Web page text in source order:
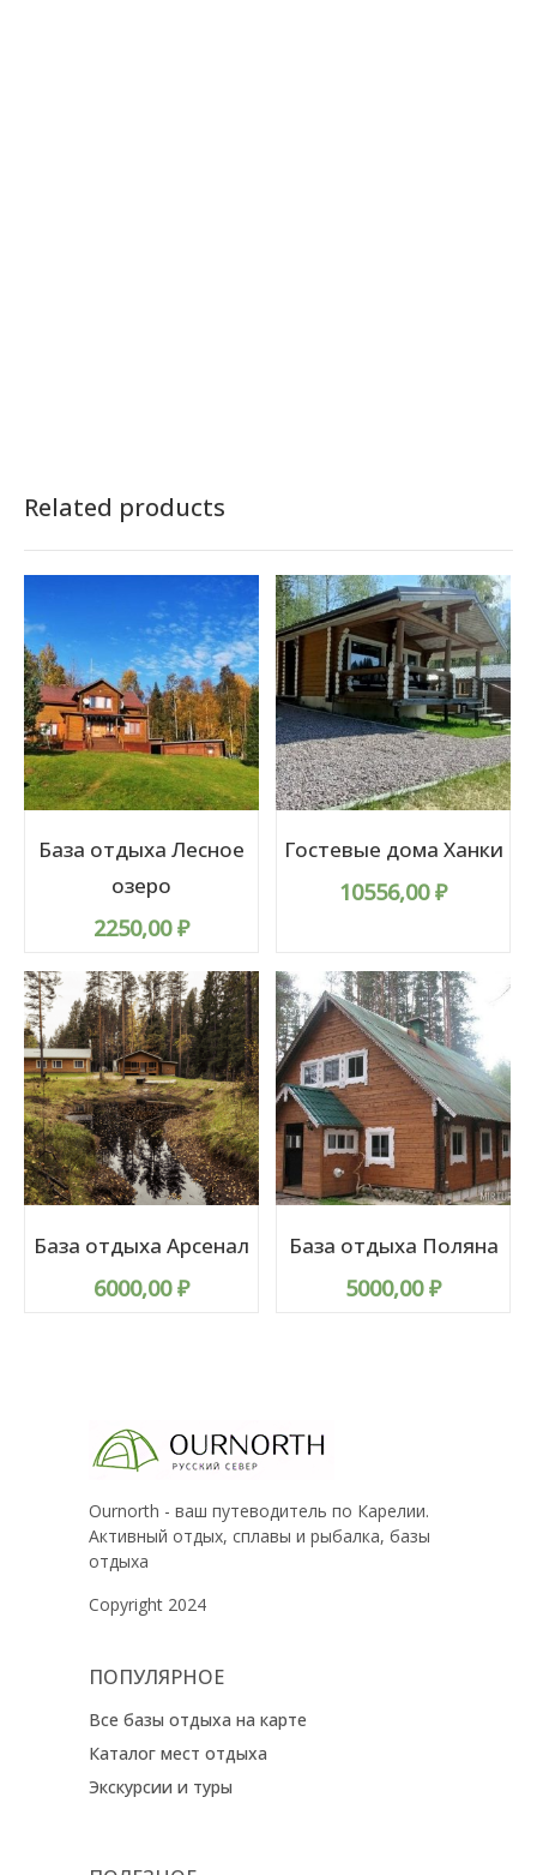
Related products
База отдыха Лесное
озеро
2250,00₽
Гостевые дома Ханки
10556,00₽
База отдыха Арсенал
6000,00₽
База отдыха Поляна
5000,00₽
Ournorth - ваш путеводитель по Карелии.
Активный отдых, сплавы и рыбалка, базы
отдыха
Copyright 2024
ПОПУЛЯРНОЕ
Все базы отдыха на карте
Каталог мест отдыха
Экскурсии и туры